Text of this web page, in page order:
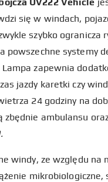
się w windach,
szybko ogranicza
powszechne systemy
Lampa zapewnia
jazdy karetki czy
24 godziny na
zbędnie ambulansu
windy, ze względu